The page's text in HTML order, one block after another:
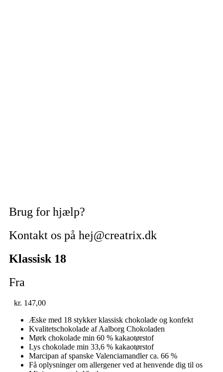
Brug for hjælp?
Kontakt os på hej@creatrix.dk
Klassisk 18
Fra
kr. 147,00
Æske med 18 stykker klassisk chokolade og konfekt
Kvalitetschokolade af Aalborg Chokoladen
Mørk chokolade min 60 % kakaotørstof
Lys chokolade min 33,6 % kakaotørstof
Marcipan af spanske Valenciamandler ca. 66 %
Få oplysninger om allergener ved at henvende dig til os